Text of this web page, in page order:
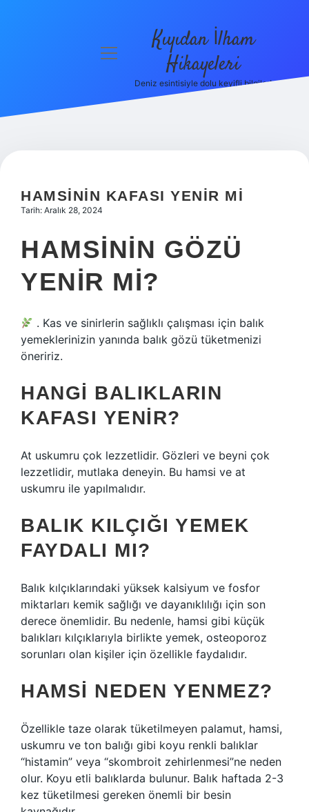
Hakkımızda
menüyü
Kıyıdan İlham
Hikayeleri
Deniz esintisiyle dolu keyifli bilgiler!
HAMSININ KAFASI YENIR MI
Tarih: Aralık 28, 2024
HAMSININ GÖZÜ
YENIR MI?
. Kas ve sinirlerin sağlıklı çalışması için balık
yemeklerinizin yanında balık gözü tüketmenizi
öneririz.
HANGI BALIKLARIN
KAFASI YENIR?
At uskumru çok lezzetlidir. Gözleri ve beyni çok
lezzetlidir, mutlaka deneyin. Bu hamsi ve at
uskumru ile yapılmalıdır.
BALIK KILÇIĞI YEMEK
FAYDALI MI?
Balık kılçıklarındaki yüksek kalsiyum ve fosfor
miktarları kemik sağlığı ve dayanıklılığı için son
derece önemlidir. Bu nedenle, hamsi gibi küçük
balıkları kılçıklarıyla birlikte yemek, osteoporoz
sorunları olan kişiler için özellikle faydalıdır.
HAMSI NEDEN YENMEZ?
Özellikle taze olarak tüketilmeyen palamut, hamsi,
uskumru ve ton balığı gibi koyu renkli balıklar
“histamin” veya “skombroit zehirlenmesi”ne neden
olur. Koyu etli balıklarda bulunur. Balık haftada 2-3
kez tüketilmesi gereken önemli bir besin